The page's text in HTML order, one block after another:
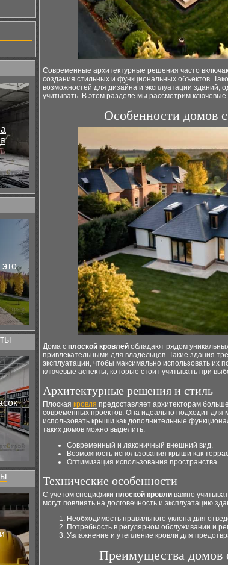
Современные архитектурные решения часто
создания стильных и функциональных объектов.
возможностей для дизайна и эксплуатации зданий,
учитывать. В этом разделе мы рассмотрим ключевые
Особенности домов
Дома с плоской кровлей обладают рядом
привлекательными для владельцев. Такие здания
эксплуатации, чтобы максимально использовать их
ключевые аспекты, которые стоит учитывать при
Архитектурные решения и стиль
Плоская кровля предоставляет архитекторам
современных проектов. Она идеально подходит для
использовать крыши как дополнительные
таких домов можно выделить:
Современный и лаконичный внешний вид.
Возможность использования крыши как
Оптимизация использования пространства.
Технические особенности
С учетом специфики плоской кровли важно
могут повлиять на долговечность и эксплуатацию
Необходимость правильного уклона для
Потребность в регулярном обслуживании и
Увлажнение и утепление кровли для
Преимущества домов